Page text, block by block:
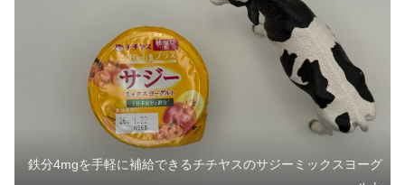
鉄分4mgを手軽に補給できるチチヤスのサジーミックスヨーグ